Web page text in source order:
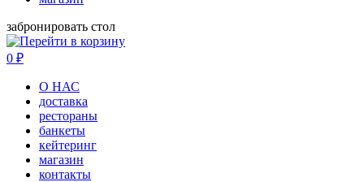
забронировать стол
0 ₽
О НАС
доставка
рестораны
банкеты
кейтеринг
магазин
контакты